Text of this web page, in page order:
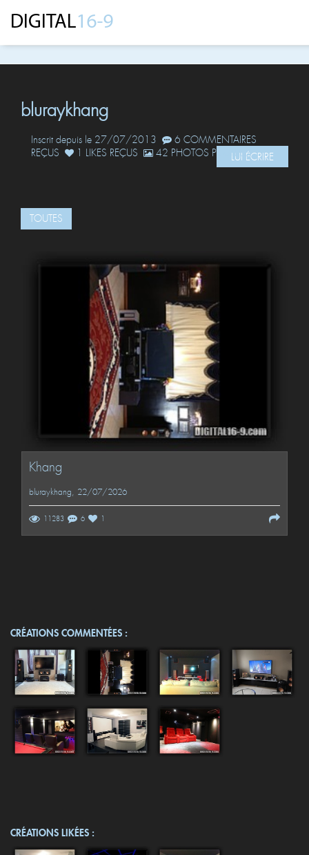
bluraykhang
Inscrit depuis le 27/07/2013
6 COMMENTAIRES
REÇUS
1 LIKES REÇUS 42 PHOTOS POSTÉESLUI ÉCRIRE
TOUTES
Khang
bluraykhang, 22/07/2026
11283 6 1
CRÉATIONS COMMENTÉES :
CRÉATIONS LIKÉES :